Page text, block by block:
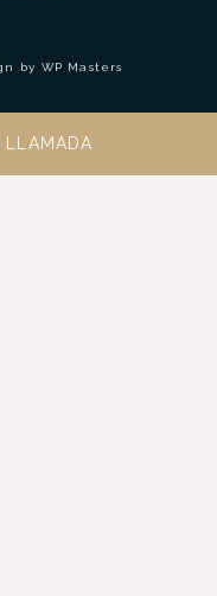
by WP Masters
LLAMADA